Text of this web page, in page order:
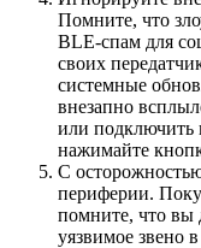
Помните, что
BLE-спам для
своих
системные
внезапно
или подключить
нажимайте
С
периферии.
помните, что вы
уязвимое звено